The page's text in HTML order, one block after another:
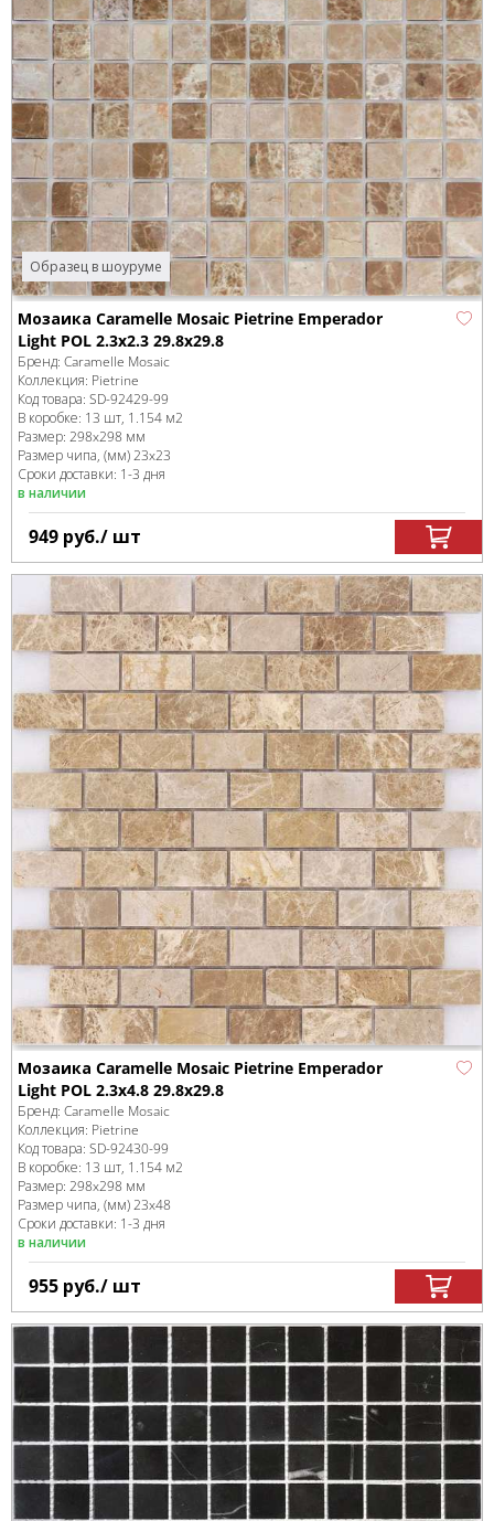
Образец в шоуруме
Мозаика Caramelle Mosaic Pietrine Emperador
Light POL 2.3x2.3 29.8x29.8
Бренд: Caramelle Mosaic
Коллекция: Pietrine
Код товара: SD-92429-99
В коробке: 13 шт, 1.154 м2
Размер: 298x298 мм
Размер чипа, (мм)23x23
Сроки доставки: 1-3 дня
в наличии
949 руб./ шт
Мозаика Caramelle Mosaic Pietrine Emperador
Light POL 2.3x4.8 29.8x29.8
Бренд: Caramelle Mosaic
Коллекция: Pietrine
Код товара: SD-92430-99
В коробке: 13 шт, 1.154 м2
Размер: 298x298 мм
Размер чипа, (мм)23x48
Сроки доставки: 1-3 дня
в наличии
955 руб./ шт